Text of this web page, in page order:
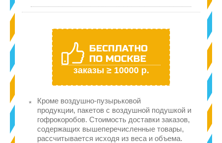
БЕСПЛАТНО
ПО МОСКВЕ
заказы ≥ 10000 р.
Кроме воздушно-пузырьковой
продукции, пакетов с воздушной подушкой и
гофрокоробов. Стоимость доставки заказов,
содержащих вышеперечисленные товары,
рассчитывается исходя из веса и объема.